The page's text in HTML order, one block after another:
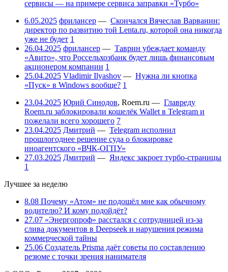
сервисы — на примере сервиса заправки «Турбо»
6.05.2025 фрилансер — Скончался Вячеслав Варванин:
директор по развитию той Lenta.ru, которой она никогда
уже не будет 1
26.04.2025 фрилансер — Таврин убеждает команду
«Авито», что Россельхозбанк будет лишь финансовым
акционером компании 1
25.04.2025 Vladimir Ilyashov — Нужна ли кнопка
«Пуск» в Windows вообще? 1
23.04.2025 Юрий Синодов, Roem.ru — Главреду
Roem.ru заблокировали кошелёк Wallet в Telegram и
пожелали всего хорошего 7
23.04.2025 Дмитрий — Telegram исполнил
прошлогоднее решение суда о блокировке
иноагентского «ВЧК-ОГПУ»
27.03.2025 Дмитрий — Яндекс закроет турбо-страницы
1
Лучшее за неделю
8.08 Почему «Атом» не подошёл мне как обычному
водителю? И кому подойдёт?
27.07 «Энергопроф» расстался с сотрудницей из-за
слива документов в Deepseek и нарушения режима
коммерческой тайны
25.06 Создатель Prisma даёт советы по составлению
резюме с точки зрения нанимателя